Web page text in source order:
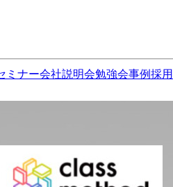
ミナー会社説明会勉強会事例採用